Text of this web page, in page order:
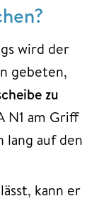
wird der
gebeten,
zu
N1 am Griff
lang auf den
kann er